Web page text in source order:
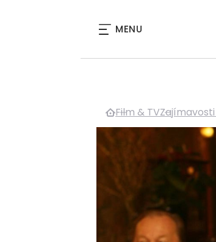
MENU
Film & TV